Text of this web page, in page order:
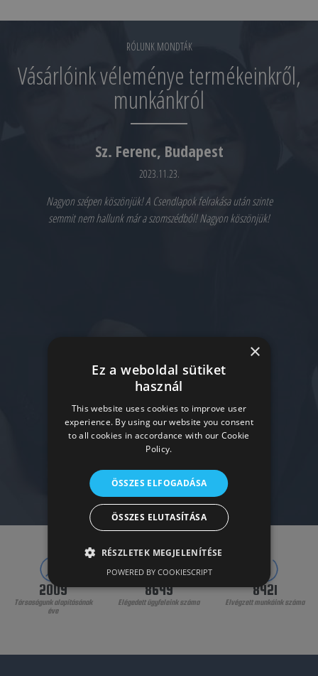
RÓLUNK MONDTÁK
Vásárlóink véleménye termékeinkről,
munkánkról
Sz. Ferenc, Budapest
2023.11.23.
Nagyon szépen köszönjük! A Csendlapok felrakása után szinte
semmit nem hallunk már a szomszédból! Nagyon köszönjük!
2009
Társaságunk alapításának
éve
8649
Elégedett ügyfeleink száma
8421
Elvégzett munkáink száma
×
Ez a weboldal sütiket
használ
This website uses cookies to improve user
experience. By using our website you consent
to all cookies in accordance with our Cookie
Policy.
ÖSSZES ELFOGADÁSA
ÖSSZES ELUTASÍTÁSA
RÉSZLETEK MEGJELENÍTÉSE
POWERED BY COOKIESCRIPT